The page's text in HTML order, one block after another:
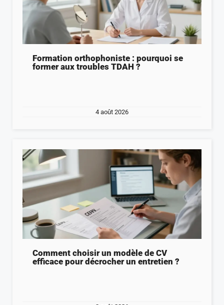
Formation orthophoniste : pourquoi se
former aux troubles TDAH ?
4 août 2026
Comment choisir un modèle de CV
efficace pour décrocher un entretien ?